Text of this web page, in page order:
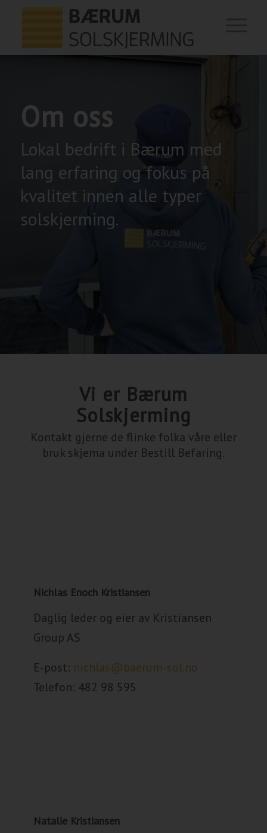
Om oss
Lokal bedrift i Bærum med
lang erfaring og fokus på
kvalitet innen alle typer
solskjerming.
Vi er Bærum
Solskjerming
Kontakt gjerne de flinke folka våre eller
bruk skjema under Bestill Befaring.
Nichlas Enoch Kristiansen
Daglig leder og eier av Kristiansen
Group AS
E-post: nichlas@baerum-sol.no
Telefon: 482 98 595
Natalie Kristiansen